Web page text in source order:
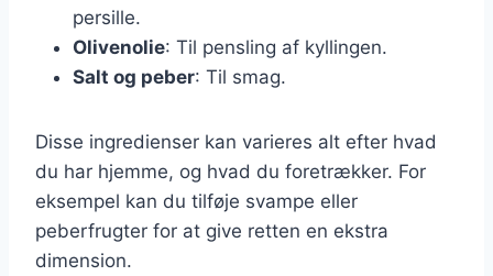
persille.
Olivenolie: Til pensling af kyllingen.
Salt og peber: Til smag.
Disse ingredienser kan varieres alt efter hvad
du har hjemme, og hvad du foretrækker. For
eksempel kan du tilføje svampe eller
peberfrugter for at give retten en ekstra
dimension.